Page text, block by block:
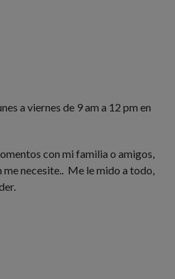
a viernes de 9 am a 12 pm en
con mi familia o amigos,
necesite.. Me le mido a todo,